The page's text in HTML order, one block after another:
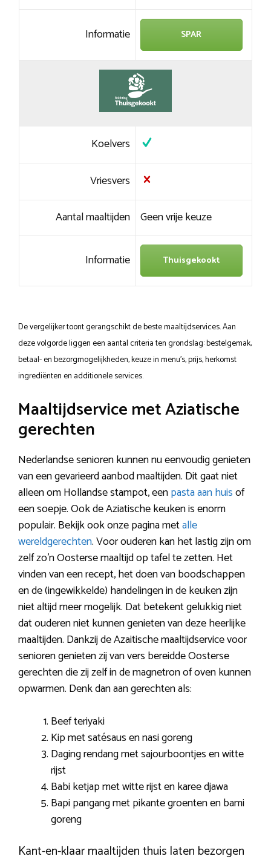
Informatie SPAR
Koelvers
Vriesvers
Aantal maaltijden Geen vrije keuze
Informatie Thuisgekookt
De vergelijker toont gerangschikt de beste maaltijdservices. Aan
deze volgorde liggen een aantal criteria ten grondslag: bestelgemak,
betaal- en bezorgmogelijkheden, keuze in menu’s, prijs, herkomst
ingrediënten en additionele services.
Maaltijdservice met Aziatische
gerechten
Nederlandse senioren kunnen nu eenvoudig genieten
van een gevarieerd aanbod maaltijden. Dit gaat niet
alleen om Hollandse stampot, eenpasta aan huisof
een soepje. Ook de Aziatische keuken is enorm
populair. Bekijk ook onze pagina metalle
wereldgerechten. Voor ouderen kan het lastig zijn om
zelf zo’n Oosterse maaltijd op tafel te zetten. Het
vinden van een recept, het doen van boodschappen
en de (ingewikkelde) handelingen in de keuken zijn
niet altijd meer mogelijk. Dat betekent gelukkig niet
dat ouderen niet kunnen genieten van deze heerlijke
maaltijden. Dankzij de Azaitische maaltijdservice voor
senioren genieten zij van vers bereidde Oosterse
gerechten die zij zelf in de magnetron of oven kunnen
opwarmen. Denk dan aan gerechten als:
Beef teriyaki
Kip met satésaus en nasi goreng
Daging rendang met sajourboontjes en witte
rijst
Babi ketjap met witte rijst en karee djawa
Bapi pangang met pikante groenten en bami
goreng
Kant-en-klaar maaltijden thuis laten bezorgen